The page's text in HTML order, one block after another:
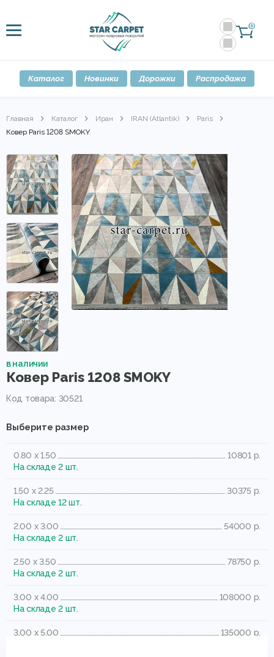
0
Каталог Новинки Дорожки Распродажа
Главная Каталог Иран IRAN (Atlantik)
Paris
Ковер Paris 1208 SMOKY
в наличии
Ковер Paris 1208 SMOKY
Код товара: 30521
Выберите размер
0.80 x 1.50
10801 р.
На складе 2 шт.
1.50 x 2.25
30375 р.
На складе 12 шт.
2.00 x 3.00
54000 р.
На складе 2 шт.
2.50 x 3.50
78750 р.
На складе 2 шт.
3.00 x 4.00
108000 р.
На складе 2 шт.
3.00 x 5.00
135000 р.